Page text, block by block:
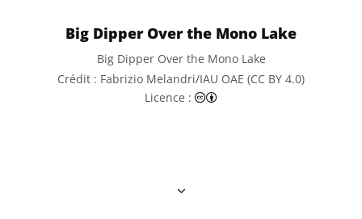
Big Dipper Over the Mono Lake
Big Dipper Over the Mono Lake
Crédit : Fabrizio Melandri/IAU OAE (CC BY 4.0)
Licence :
Creative Commons (CC)